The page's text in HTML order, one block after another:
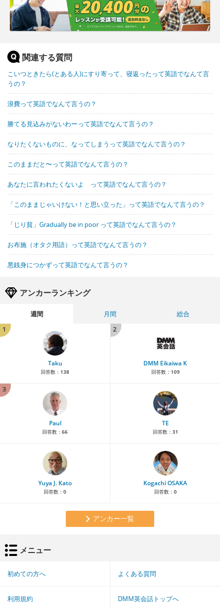
関連する質問
こいつときたら(とある人)にすり寄って、寝返ったって英語でなんて言
うの？
浪費って英語でなんて言うの？
勝てる見込みがないわーって英語でなんて言うの？
なりたくないものに、なってしまうって英語でなんて言うの？
このままだと〜って英語でなんて言うの？
あなたに言われたくないよ って英語でなんて言うの？
「このままじゃいけない！と思い立った」って英語でなんて言うの？
「じり貧」Gradually be in poor って英語でなんて言うの？
お布施（オタク用語）って英語でなんて言うの？
悪銭身につかずって英語でなんて言うの？
アンカーランキング
週間 月間
総合
1
Taku
回答数： 138
2
DMM Eikaiwa K
回答数： 109
3
Paul
回答数： 66
TE
回答数： 31
Yuya J. Kato
回答数： 0
Kogachi OSAKA
回答数： 0
アンカー一覧
メニュー
初めての方へ よくある質問
利用規約 DMM英会話トップへ